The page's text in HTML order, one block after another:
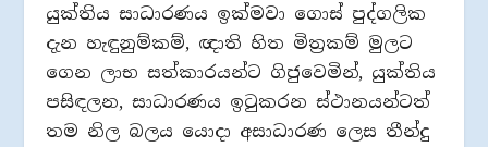
යුක්තිය සාධාරණය ඉක්මවා ගොස් පුද්ගලික
දැන හැඳුනුම්කම්, ඥාති හිත මිත්‍රකම් මුලට
ගෙන ලාභ සත්කාරයන්ට ගිජුවෙමින්, යුක්තිය
පසිඳලන, සාධාරණය ඉටුකරන ස්ථානයන්ටත්
තම නිල බලය යොදා අසාධාරණ ලෙස තීන්දු